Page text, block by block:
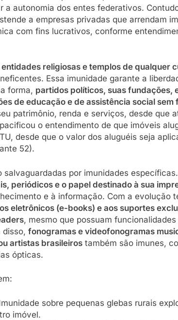
a autonomia dos entes federativos.
a empresas privadas que arrendam
com fins lucrativos, conforme
entidades religiosas e templos de qualquer
Essa imunidade garante a
forma, partidos políticos, suas fundações,
de educação e de assistência social sem
patrimônio, renda e serviços, desde que
o entendimento de que imóveis
desde que o valor dos aluguéis seja
52).
por imunidades
periódicos e o papel destinado à sua
e à informação. Com a evolução
eletrônicos (e-books) e aos suportes
, mesmo que possuam
disso, fonogramas e videofonogramas
artistas brasileiros também são imunes,
ópticas.
sobre pequenas glebas rurais
imóvel.